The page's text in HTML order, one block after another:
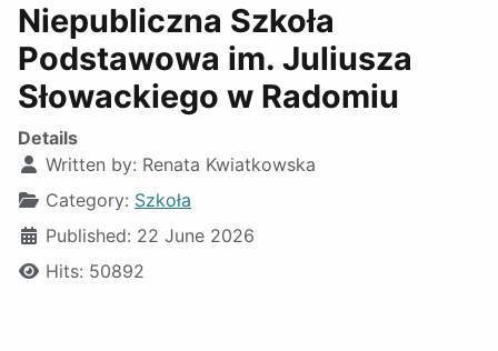
Niepubliczna Szkoła
Podstawowa im. Juliusza
Słowackiego w Radomiu
Details
Written by: Renata Kwiatkowska
Category: Szkoła
Published: 22 June 2026
Hits: 50892